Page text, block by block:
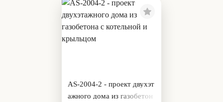
AS-2004-2 - проект двухэт
ажного дома из газобетон